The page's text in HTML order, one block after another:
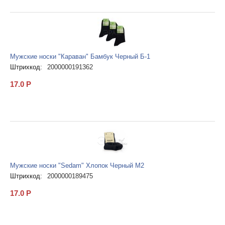
Мужские носки "Караван" Бамбук Черный Б-1
Штрихкод:
2000000191362
17.0 Р
Мужские носки "Sedam" Хлопок Черный М2
Штрихкод:
2000000189475
17.0 Р